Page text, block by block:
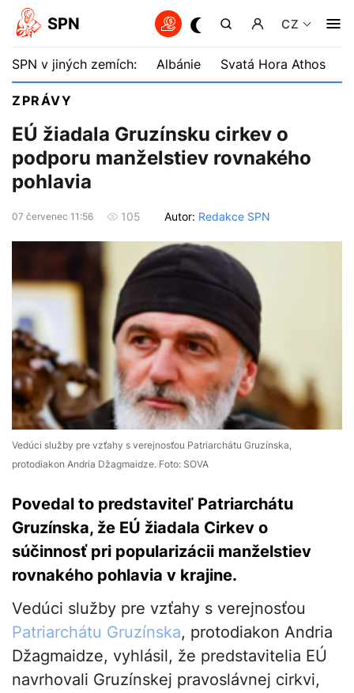
SPN CZ
SPN v jiných zemích: Albánie Svatá Hora Athos
ZPRÁVY
EÚ žiadala Gruzínsku cirkev o
podporu manželstiev rovnakého
pohlavia
07 červenec 11:56 105 Autor: Redakce SPN
Vedúci služby pre vzťahy s verejnosťou Patriarchátu Gruzínska,
protodiakon Andria Džagmaidze. Foto: SOVA
Povedal to predstaviteľ Patriarchátu
Gruzínska, že EÚ žiadala Cirkev o
súčinnosť pri popularizácii manželstiev
rovnakého pohlavia v krajine.
Vedúci služby pre vzťahy s verejnosťou
Patriarchátu Gruzínska, protodiakon Andria
Džagmaidze, vyhlásil, že predstavitelia EÚ
navrhovali Gruzínskej pravoslávnej cirkvi,